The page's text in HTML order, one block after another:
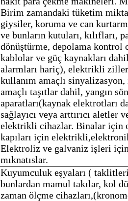
Birim zamandaki tüketim
giysiler, koruma ve can
ve bunların kutuları, kılıfları,
dönüştürme, depolama kontrol
kablolar ve güç kaynakları
alarmları hariç), elektrikli
kullanım amaçlı
amaçlı taşıtlar dahil, yangın
aparatları(kaynak elektrotları
sağlayıcı veya arttırıcı aletler
elektrikli cihazlar. Binalar için
kapıları için
Elektroliz ve galvaniz işleri
mıknatıslar.
Kuyumculuk eşyaları (
bunlardan mamul takılar, kol
zaman ölçme